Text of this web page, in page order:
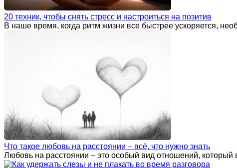
20 техник, чтобы снять стресс и настроиться на позитив
В наше время, когда ритм жизни все быстрее ускоряется,
Что такое любовь на расстоянии – всё, что нужно знать
Любовь на расстоянии – это особый вид отношений, который